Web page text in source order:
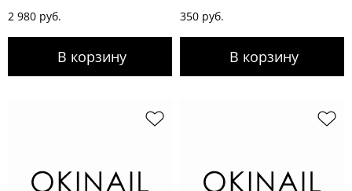
2 980 руб. 350 руб.